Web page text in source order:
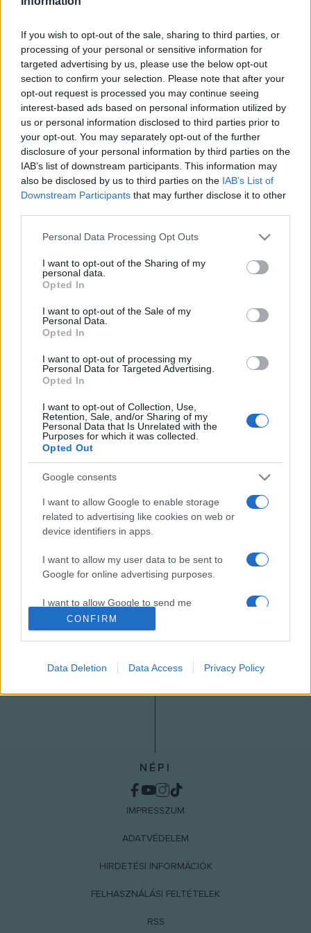
If you wish to opt-out of the sale, sharing to third parties, or
processing of your personal or sensitive information for
targeted advertising by us, please use the below opt-out
section to confirm your selection. Please note that after your
opt-out request is processed you may continue seeing
interest-based ads based on personal information utilized by
us or personal information disclosed to third parties prior to
your opt-out. You may separately opt-out of the further
disclosure of your personal information by third parties on the
IAB’s list of downstream participants. This information may
also be disclosed by us to third parties on the IAB’s List of
Downstream Participants that may further disclose it to other
Please note that this website/app uses one or more Google
not limited to your visit or usage behaviour. You may click to
grant or deny consent to Google and its third-party tags to
use your data for below specified purposes in below Google
consent section.
Personal Data Processing Opt Outs
I want to opt-out of the Sharing of my
personal data.
Opted In
I want to opt-out of the Sale of my
Personal Data.
Opted In
I want to opt-out of processing my
Personal Data for Targeted Advertising.
Opted In
I want to opt-out of Collection, Use,
Retention, Sale, and/or Sharing of my
Personal Data that Is Unrelated with the
Purposes for which it was collected.
Opted Out
Google consents
I want to allow Google to enable storage
related to advertising like cookies on web or
device identifiers in apps.
I want to allow my user data to be sent to
Google for online advertising purposes.
I want to allow Google to send me
personalized advertising.
related to analytics like cookies on web or
device identifiers in apps.
related to personalization.
I want to allow Google to enable storage
CONFIRM
Data Deletion Data Access Privacy Policy
Az írók terápiás módszere rop­pant nagy szóró­dást, válto­za­­
tos­ságot mutat: lesz, aki vendéget, családtagot hoz ma­­
gával az illető megnyug­tató hatása, kisugárzása miatt;
mások légzéstechnikát fognak tanítani, megint mások a
buddhizmusról, még többen a rájuk pszicho­ló­giai, lelki
értelemben a legnagyobb hatást gyakorló művekről,
szerzőkről beszélnek majd. Ami kö­zös mind­egyik relax-
délutánban, hogy az irodalomnak és a zenének minden
saját, vagy másoktól vett szövegrészletek, vala­mint az
szeánszok karakterét, amelyekhez vásárlói kedvezmények,
akciók és meg­lepetések kap­csolód­nak.
Rendelési időpontok
Tóth Krisztina 2012. február 7.
Németh Gábor 2012. február 21.
Györe Balázs 2012. március 6.
Nádasdy Ádám 2012. március 20.
Zeke Gyula 2012. április 3.
Borbély Szilárd 2012. április 17.
Kemény István 2012. május 8.
Győrffy Ákos 2012. május 22.
Takács Zsuzsa 2012. szeptember 4.
MEGOSZTÁS
NÉPI
IMPRESSZUM
ADATVÉDELEM
HIRDETÉSI INFORMÁCIÓK
FELHASZNÁLÁSI FELTÉTELEK
RSS